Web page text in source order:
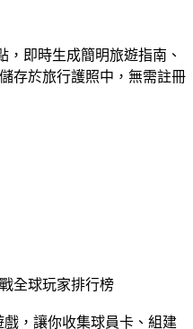
，即時生成簡明旅遊指南、
存於旅行護照中，無需註冊
全球玩家排行榜
，讓你收集球員卡、組建